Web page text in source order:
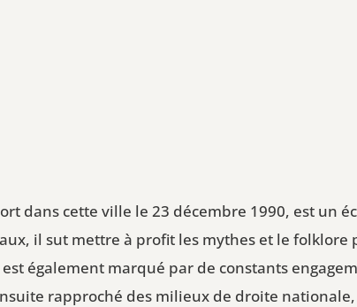
dans cette ville le 23 décembre 1990, est un
il sut mettre à profit les mythes et le folklore
également marqué par de constants
rapproché des milieux de droite